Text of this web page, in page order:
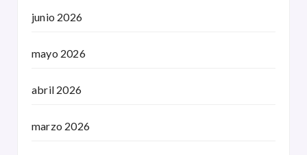
junio 2026
mayo 2026
abril 2026
marzo 2026